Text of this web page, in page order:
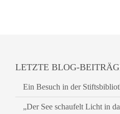
LETZTE BLOG-
Ein Besuch in der
„Der See schaufelt Licht in